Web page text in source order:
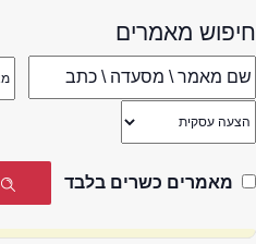
חיפוש מאמרים
מאמרים כשרים בלבד